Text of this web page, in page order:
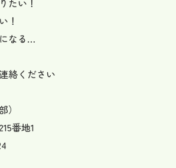
たい！
！
なる…
絡ください
番地1